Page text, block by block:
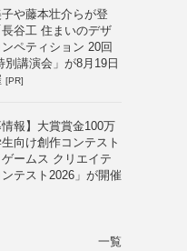
や藤本壮介らが登
谷工 住まいのデザ
ペティション 20回
別講演会」が8月19日
[PR]
情報】大賞賞金100万
向け創作コンテスト
ゲームス クリエイテ
ンテスト2026」が開催
一覧